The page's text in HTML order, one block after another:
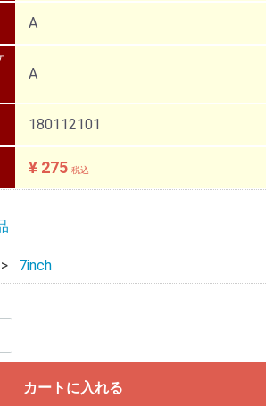
A
A
180112101
¥ 275 税込
7inch
カートに入れる